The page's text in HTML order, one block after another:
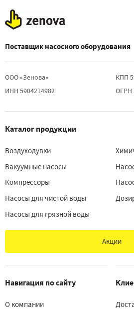
Поставщик насосного оборудования
ООО «Зенова»
ИНН 5904214982
КПП
ОГРН
Каталог продукции
Воздуходувки
Вакуумные насосы
Компрессоры
Насосы для чистой воды
Насосы для грязной воды
Акции
Навигация по сайту
О компании